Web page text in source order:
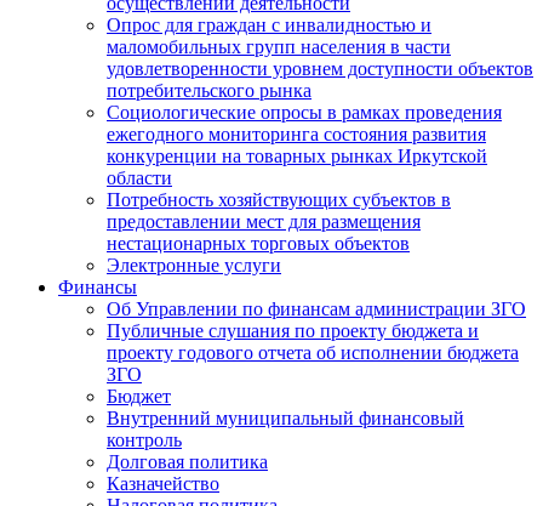
Опрос для граждан с инвалидностью и
маломобильных групп населения в части
удовлетворенности уровнем доступности объектов
потребительского рынка
Социологические опросы в рамках проведения
ежегодного мониторинга состояния развития
конкуренции на товарных рынках Иркутской
области
Потребность хозяйствующих субъектов в
предоставлении мест для размещения
нестационарных торговых объектов
Электронные услуги
Финансы
Об Управлении по финансам администрации ЗГО
Публичные слушания по проекту бюджета и
проекту годового отчета об исполнении бюджета
ЗГО
Бюджет
Внутренний муниципальный финансовый
контроль
Долговая политика
Казначейство